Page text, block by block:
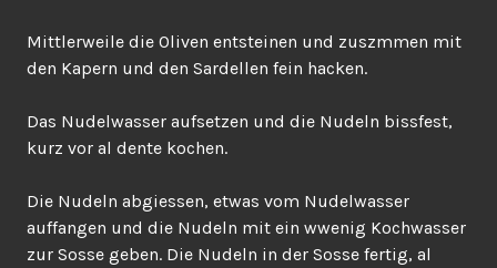
Mittlerweile die Oliven entsteinen und zuszmmen mit
den Kapern und den Sardellen fein hacken.
Das Nudelwasser aufsetzen und die Nudeln bissfest,
kurz vor al dente kochen.
Die Nudeln abgiessen, etwas vom Nudelwasser
auffangen und die Nudeln mit ein wwenig Kochwasser
zur Sosse geben. Die Nudeln in der Sosse fertig, al